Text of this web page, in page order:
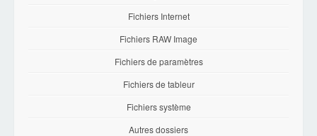
Fichiers Internet
Fichiers RAW Image
Fichiers de paramètres
Fichiers de tableur
Fichiers système
Autres dossiers